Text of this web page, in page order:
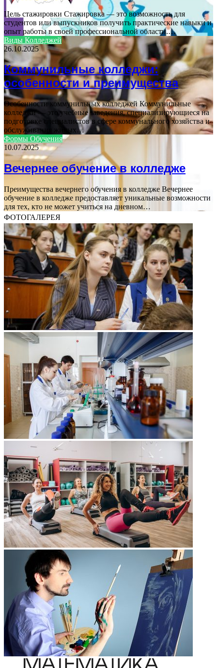
Цель стажировки Стажировка — это возможность для
студентов или выпускников получить практические навыки и
опыт работы в своей профессиональной области.…
Виды Колледжей
26.10.2025
Коммунильные колледжи:
особенности и преимущества
Особенности коммунильных колледжей Коммунильные
колледжи — это учебные заведения, специализирующиеся на
подготовке специалистов в сфере коммунального хозяйства и
обслуживания жилых…
Формы Обучения
10.07.2025
Вечернее обучение в колледже
Преимущества вечернего обучения в колледже Вечернее
обучение в колледже предоставляет уникальные возможности
для тех, кто не может учиться на дневном…
ФОТОГАЛЕРЕЯ